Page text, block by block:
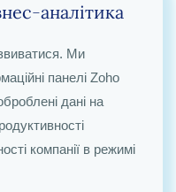
портали
портали на базі Zoho
розробки,
хід
документи та
оформленому у
аналітика
Ми
панелі Zoho
дані на
компанії в режимі